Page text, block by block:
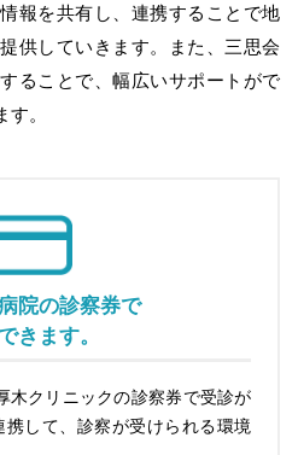
報を共有し、連携することで地
供していきます。また、三思会
ることで、幅広いサポートがで
。
院の診察券で
きます。
木クリニックの診察券で受診が
して、診察が受けられる環境